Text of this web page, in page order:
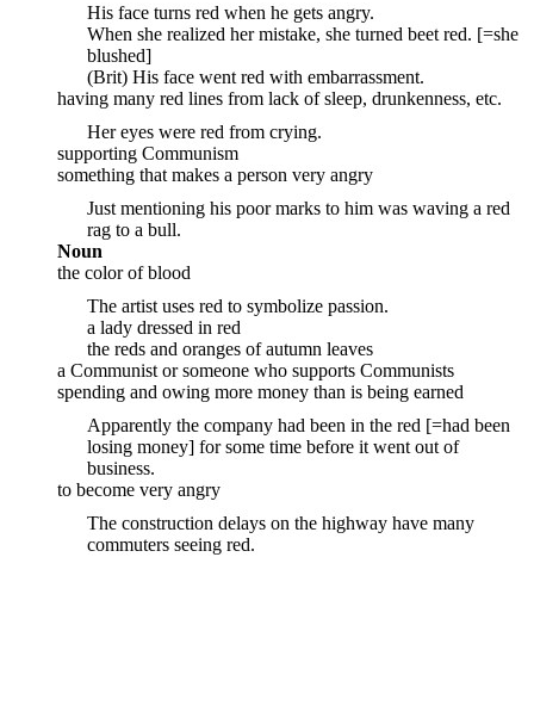
His face turns red when he gets angry.
When she realized her mistake, she turned beet red. [=she
blushed]
(Brit) His face went red with embarrassment.
having many red lines from lack of sleep, drunkenness, etc.
Her eyes were red from crying.
supporting Communism
something that makes a person very angry
Just mentioning his poor marks to him was waving a red
rag to a bull.
Noun
the color of blood
The artist uses red to symbolize passion.
a lady dressed in red
the reds and oranges of autumn leaves
a Communist or someone who supports Communists
spending and owing more money than is being earned
Apparently the company had been in the red [=had been
losing money] for some time before it went out of
business.
to become very angry
The construction delays on the highway have many
commuters seeing red.